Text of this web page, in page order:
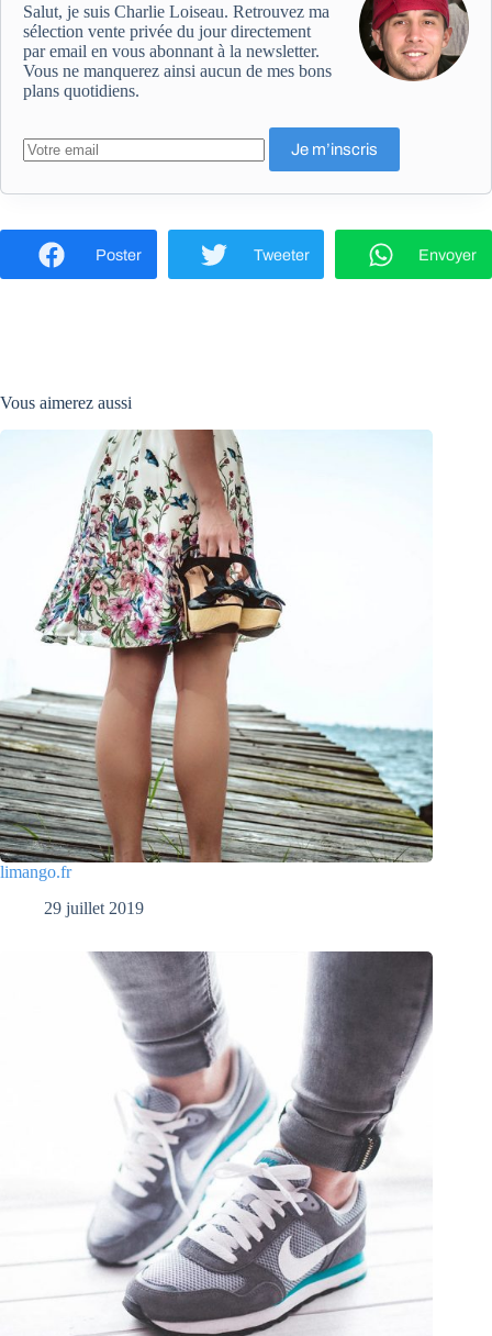
Salut, je suis Charlie Loiseau. Retrouvez ma
sélection vente privée du jour directement
par email en vous abonnant à la newsletter.
Vous ne manquerez ainsi aucun de mes bons
plans quotidiens.
Poster Tweeter Envoyer
Vous aimerez aussi
limango.fr
29 juillet 2019